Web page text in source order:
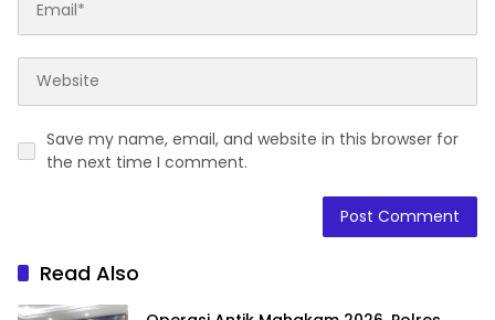
Save my name, email, and website in this browser for
the next time I comment.
Read Also